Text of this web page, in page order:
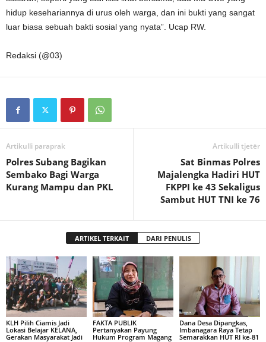
hidup kesehariannya di urus oleh warga, dan ini bukti yang sangat
luar biasa sebuah bakti sosial yang nyata”. Ucap RW.
Redaksi (@03)
Artikulli paraprak
Polres Subang Bagikan
Sembako Bagi Warga
Kurang Mampu dan PKL
Artikulli tjetër
Sat Binmas Polres
Majalengka Hadiri HUT
FKPPI ke 43 Sekaligus
Sambut HUT TNI ke 76
ARTIKEL TERKAIT DARI PENULIS
KLH Pilih Ciamis Jadi
Lokasi Belajar KELANA,
Gerakan Masyarakat Jadi
FAKTA PUBLIK
Pertanyakan Payung
Hukum Program Magang
Dana Desa Dipangkas,
Imbanagara Raya Tetap
Semarakkan HUT RI ke-81